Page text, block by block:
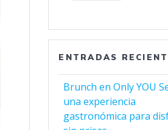
ENTRADAS
Brunch en Only YOU
una experiencia
gastronómica para